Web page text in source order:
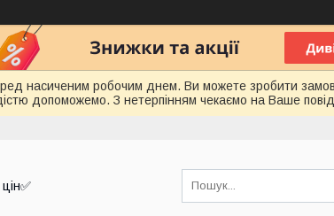
насиченим робочим днем. Ви можете зробити
допоможемо. З нетерпінням чекаємо на Ваше